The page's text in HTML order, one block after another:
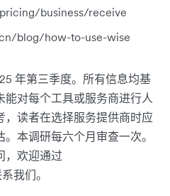
business/receive
blog/how-to-use-wise
年第三季度。所有信息均基
对每个工具或服务商进行人
，读者在选择服务提供商时应
本调研每六个月审查一次。
，欢迎通过
我们。